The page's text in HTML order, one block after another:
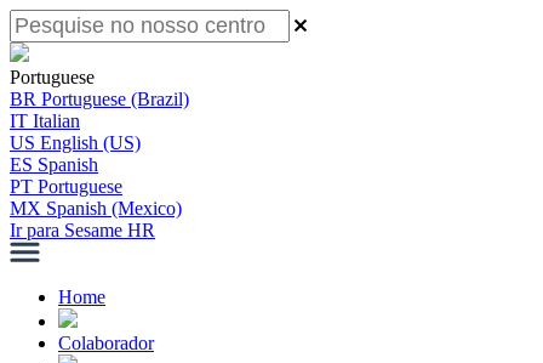
Portuguese
BR Portuguese (Brazil)
IT Italian
US English (US)
ES Spanish
PT Portuguese
MX Spanish (Mexico)
Ir para Sesame HR
Home
Colaborador